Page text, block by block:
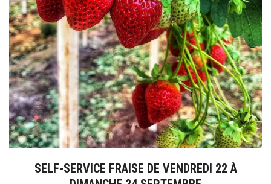
SELF-SERVICE FRAISE DE VENDREDI 22 À